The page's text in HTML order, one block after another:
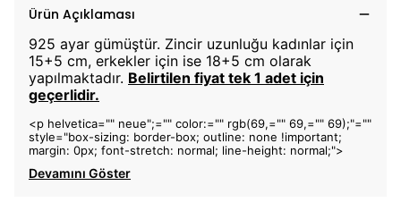
Ürün Açıklaması
925 ayar gümüştür. Zincir uzunluğu kadınlar için
15+5 cm, erkekler için ise 18+5 cm olarak
yapılmaktadır. Belirtilen fiyat tek 1 adet için
geçerlidir.
<p helvetica="" neue";="" color:="" rgb(69,="" 69,="" 69);"=""
style="box-sizing: border-box; outline: none !important;
margin: 0px; font-stretch: normal; line-height: normal;">
Devamını Göster